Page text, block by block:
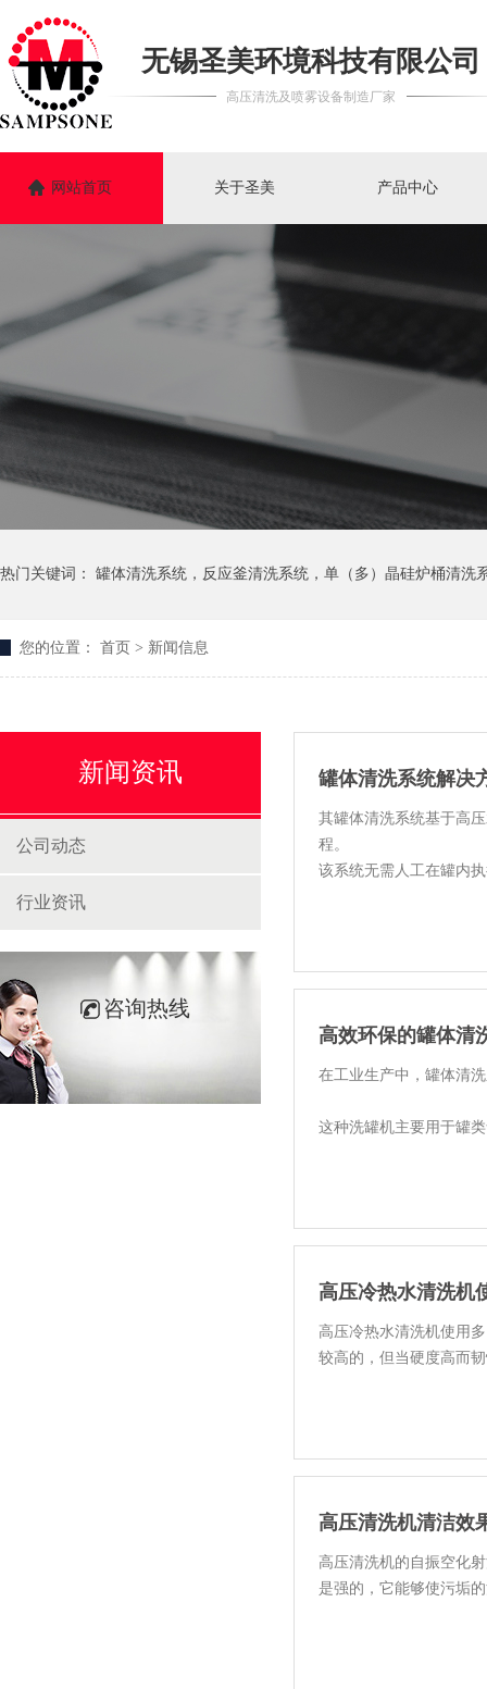
无锡圣美环境科技有限公司
高压清洗及喷雾设备制造厂家
网站首页 关于圣美 产品中心
热门关键词： 罐体清洗系统 ， 反应釜清洗系统 ， 单（多）晶硅炉桶清洗
您的位置： 首页 > 新闻信息
罐体清洗系统解决
其罐体清洗系统基于高
程。
该系统无需人工在罐内
高效环保的罐体清
在工业生产中，罐体清
这种洗罐机主要用于罐
高压冷热水清洗机
高压冷热水清洗机使用
较高的，但当硬度高而
高压清洗机清洁效
高压清洗机的自振空化
是强的，它能够使污垢
新闻资讯
公司动态
行业资讯
咨询热线